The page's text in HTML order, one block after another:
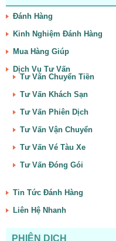
Đánh Hàng
Kinh Nghiệm Đánh Hàng
Mua Hàng Giúp
Dịch Vụ Tư Vấn
Tư Vấn Chuyển Tiền
Tư Vấn Khách Sạn
Tư Vấn Phiên Dịch
Tư Vấn Vận Chuyển
Tư Vấn Vé Tàu Xe
Tư Vấn Đóng Gói
Tin Tức Đánh Hàng
Liên Hệ Nhanh
PHIÊN DỊCH